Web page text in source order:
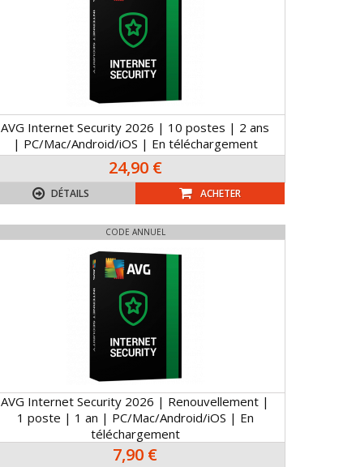
AVG Internet Security 2026 | 10 postes | 2 ans
| PC/Mac/Android/iOS | En téléchargement
24,90 €
DÉTAILS ACHETER
CODE ANNUEL
AVG Internet Security 2026 | Renouvellement |
1 poste | 1 an | PC/Mac/Android/iOS | En
téléchargement
7,90 €